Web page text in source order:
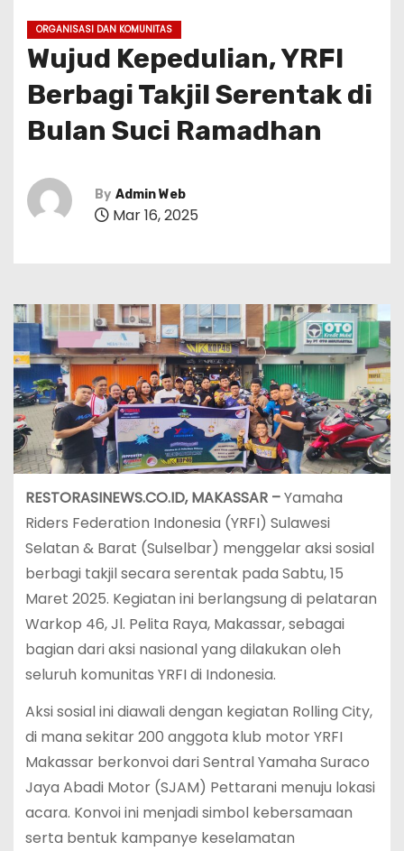
ORGANISASI DAN KOMUNITAS
Wujud Kepedulian, YRFI
Berbagi Takjil Serentak di
Bulan Suci Ramadhan
By Admin Web
Mar 16, 2025
RESTORASINEWS.CO.ID, MAKASSAR –Yamaha
Riders Federation Indonesia (YRFI) Sulawesi
Selatan & Barat (Sulselbar) menggelar aksi sosial
berbagi takjil secara serentak pada Sabtu, 15
Maret 2025. Kegiatan ini berlangsung di pelataran
Warkop 46, Jl. Pelita Raya, Makassar, sebagai
bagian dari aksi nasional yang dilakukan oleh
seluruh komunitas YRFI di Indonesia.
Aksi sosial ini diawali dengan kegiatan Rolling City,
di mana sekitar 200 anggota klub motor YRFI
Makassar berkonvoi dari Sentral Yamaha Suraco
Jaya Abadi Motor (SJAM) Pettarani menuju lokasi
acara. Konvoi ini menjadi simbol kebersamaan
serta bentuk kampanye keselamatan